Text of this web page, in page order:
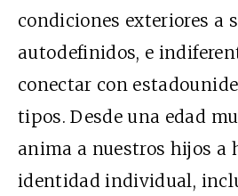
condiciones exteriores a
autodefinidos, e
conectar con
tipos. Desde una edad
anima a nuestros hijos a
identidad individual,